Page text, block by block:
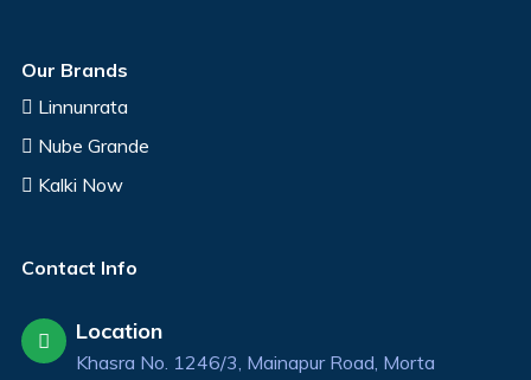
Our Brands
Linnunrata
Nube Grande
Kalki Now
Contact Info
Location
Khasra No. 1246/3, Mainapur Road, Morta